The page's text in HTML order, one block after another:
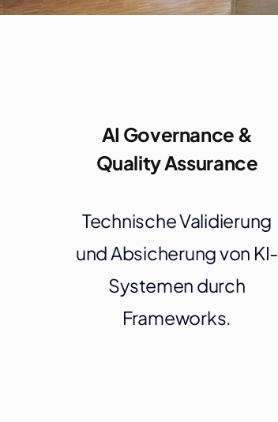
AI Governance &
Quality Assurance
Technische Validierung
und Absicherung von KI-
Systemen durch
Frameworks.